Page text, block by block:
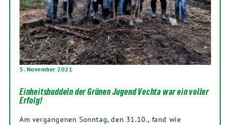
5. November 2021
Einheitsbuddeln der Grünen Jugend Vechta war ein voller
Erfolg!
Am vergangenen Sonntag, den 31.10., fand wie